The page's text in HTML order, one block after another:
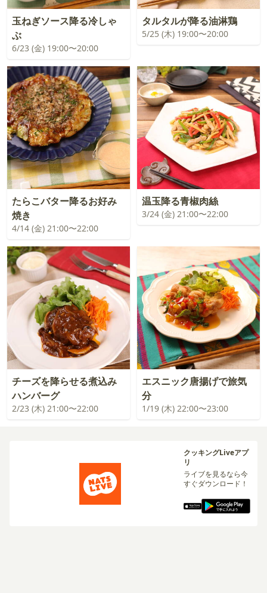
玉ねぎソース降る冷しゃ
ぶ
6/23 (金) 19:00〜20:00
タルタルが降る油淋鶏
5/25 (木) 19:00〜20:00
たらこバター降るお好み
焼き
4/14 (金) 21:00〜22:00
温玉降る青椒肉絲
3/24 (金) 21:00〜22:00
チーズを降らせる煮込み
ハンバーグ
2/23 (木) 21:00〜22:00
エスニック唐揚げで旅気
分
1/19 (木) 22:00〜23:00
クッキングLiveアプ
リ
ライブを見るなら今
すぐダウンロード！